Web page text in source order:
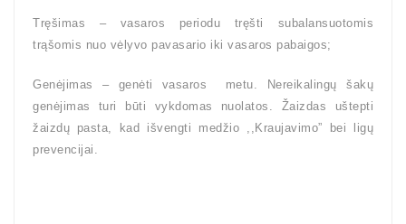
Tręšimas – vasaros periodu tręšti subalansuotomis
trąšomis nuo vėlyvo pavasario iki vasaros pabaigos;
Genėjimas – genėti vasaros metu. Nereikalingų šakų
genėjimas turi būti vykdomas nuolatos. Žaizdas uštepti
žaizdų pasta, kad išvengti medžio ,,Kraujavimo” bei ligų
prevencijai.